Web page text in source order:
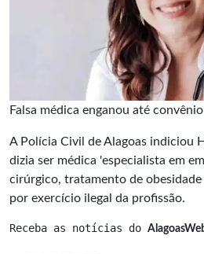
Falsa médica enganou até
A Polícia Civil de Alagoas indiciou
dizia ser médica 'especialista em
cirúrgico, tratamento de
por exercício ilegal da profissão.
Receba as notícias do